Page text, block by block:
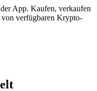
App. Kaufen, verkaufen
verfügbaren Krypto-